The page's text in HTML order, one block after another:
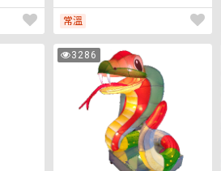
常溫
3286
次
客